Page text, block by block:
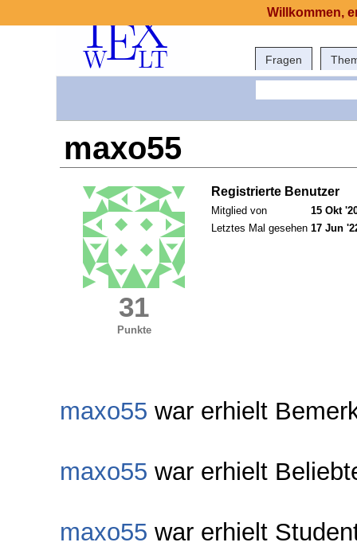
Fragen
maxo55
31
Punkte
Registrierte Benutzer
Mitglied von
15 Okt
Letztes Mal gesehen 17 Jun
maxo55 war erhielt
maxo55 war erhielt
maxo55 war erhielt
Willkommen,